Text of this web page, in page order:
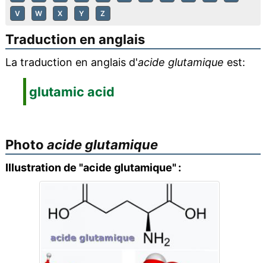
V W X Y Z
Traduction en anglais
La traduction en anglais d'acide glutamique est:
glutamic acid
Photo acide glutamique
Illustration de "acide glutamique" :